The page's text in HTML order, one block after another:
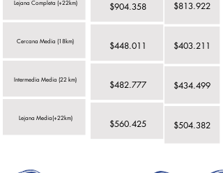
Lejana Completa (+22km)
Cercana Media (18km)
Intermedia Media (22 km)
Lejana Media(+22km)
$904.358
$448.011
$482.777
$560.425
$813.922
$403.211
$434.499
$504.382